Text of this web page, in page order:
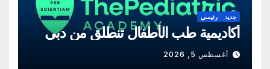
جديد رئيسي
أكاديمية طب الأطفال تنطلق من دبي
أغسطس 5, 2026